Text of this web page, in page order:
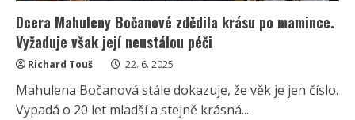
Dcera Mahuleny Bočanové zdědila krásu po mamince.
Vyžaduje však její neustálou péči
Richard Touš 22. 6. 2025
Mahulena Bočanová stále dokazuje, že věk je jen číslo.
Vypadá o 20 let mladší a stejně krásná...